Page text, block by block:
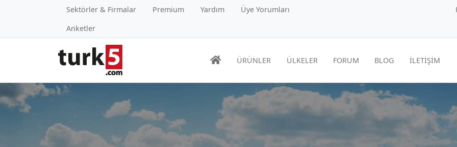
Sektörler & Firmalar Premium Yardım
Üye Yorumları
Anketler
ÜRÜNLER ÜLKELER FORUM BLOG İLETİŞİM